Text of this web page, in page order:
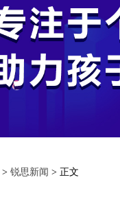
> 锐思新闻 > 正文